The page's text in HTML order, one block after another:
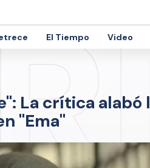
El Tiempo Video
La crítica alabó
''Ema''